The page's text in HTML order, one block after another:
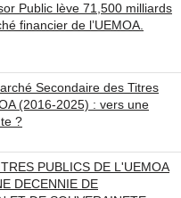
Public lève 71,500 milliards
financier de l’UEMOA.
Secondaire des Titres
(2016-2025) : vers une
?
PUBLICS DE L'UEMOA
DECENNIE DE